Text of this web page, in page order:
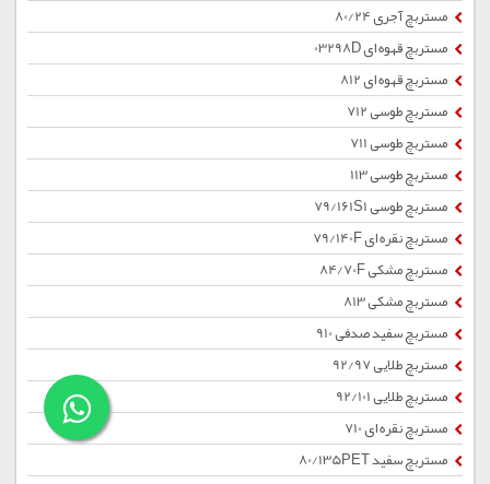
مستربچ آجری 80/24
مستربچ قهوه ای 03298D
مستربچ قهوه ای 812
مستربچ طوسی 712
مستربچ طوسی 711
مستربچ طوسی 113
مستربچ طوسی 79/161S1
مستربچ نقره ای 79/140F
مستربچ مشکی 84/70F
مستربچ مشکی 813
مستربچ سفید صدفی 910
مستربچ طلایی 92/97
مستربچ طلایی 92/101
مستربچ نقره ای 710
مستربچ سفید 80/135PET